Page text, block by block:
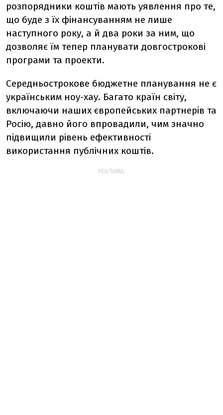
розпорядники коштів мають уявлення про те,
що буде з їх фінансуванням не лише
наступного року, а й два роки за ним, що
дозволяє їм тепер планувати довгострокові
програми та проекти.
Середньострокове бюджетне планування не є
українським ноу-хау. Багато країн світу,
включаючи наших європейських партнерів та
Росію, давно його впровадили, чим значно
підвищили рівень ефективності
використання публічних коштів.
РЕКЛАМА: